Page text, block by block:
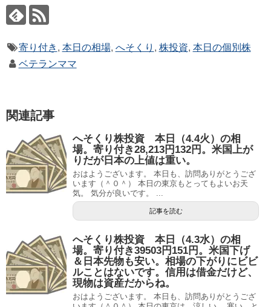
寄り付き , 本日の相場, へそくり , 株投資, 本日の個別株
ベテランママ
関連記事
へそくり株投資 本日（4.4火）の相
場。寄り付き28,213円132円。米国上が
りだが日本の上値は重い。
おはようございます。 本日も、訪問ありがとうござ
います（＾０＾） 本日の東京もとってもよいお天
気。 気分が良いです。 ...
記事を読む
へそくり株投資 本日（4.3水）の相
場。寄り付き39503円151円。米国下げ
＆日本先物も安い。相場の下がりにビビ
ルことはないです。信用は借金だけど、
現物は資産だからね。
おはようございます。 本日も、訪問ありがとうござ